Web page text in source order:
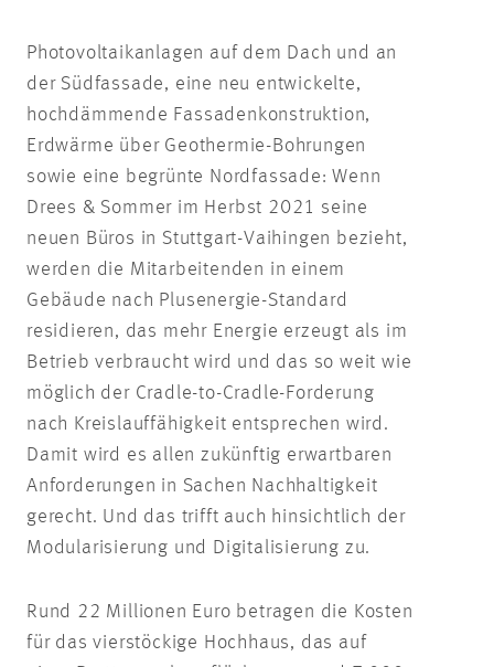
Photovoltaikanlagen auf dem Dach und an
der Südfassade, eine neu entwickelte,
hochdämmende Fassadenkonstruktion,
Erdwärme über Geothermie-Bohrungen
sowie eine begrünte Nordfassade: Wenn
Drees & Sommer im Herbst 2021 seine
neuen Büros in Stuttgart-Vaihingen bezieht,
werden die Mitarbeitenden in einem
Gebäude nach Plusenergie-Standard
residieren, das mehr Energie erzeugt als im
Betrieb verbraucht wird und das so weit wie
möglich der Cradle-to-Cradle-Forderung
nach Kreislauffähigkeit entsprechen wird.
Damit wird es allen zukünftig erwartbaren
Anforderungen in Sachen Nachhaltigkeit
gerecht. Und das trifft auch hinsichtlich der
Modularisierung und Digitalisierung zu.
Rund 22 Millionen Euro betragen die Kosten
für das vierstöckige Hochhaus, das auf